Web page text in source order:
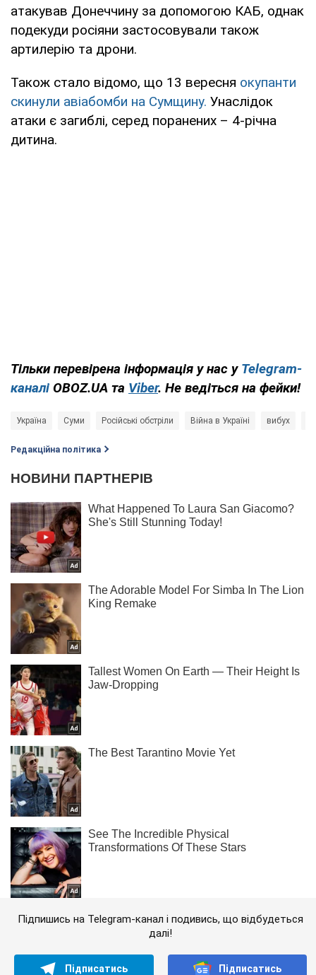
атакував Донеччину за допомогою КАБ, однак
подекуди росіяни застосовували також
артилерію та дрони.
Також стало відомо, що 13 вересня окупанти
скинули авіабомби на Сумщину. Унаслідок
атаки є загиблі, серед поранених – 4-річна
дитина.
Тільки перевірена інформація у нас у Telegram-
каналі OBOZ.UA та Viber. Не ведіться на фейки!
Україна Суми Російські обстріли Війна в Україні вибух
Редакційна політика
Підпишись на Telegram-канал і подивись, що відбудеться
далі!
Підписатись Підписатись